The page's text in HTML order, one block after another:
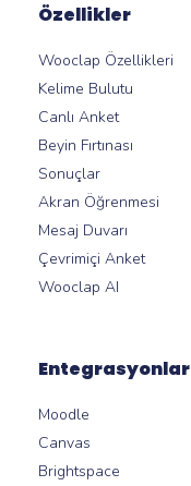
Özellikler
Wooclap Özellikleri
Kelime Bulutu
Canlı Anket
Beyin Fırtınası
Sonuçlar
Akran Öğrenmesi
Mesaj Duvarı
Çevrimiçi Anket
Wooclap AI
Entegrasyonlar
Moodle
Canvas
Brightspace